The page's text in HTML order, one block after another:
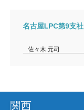
名古屋LPC第9支社
佐々木 元司
関西